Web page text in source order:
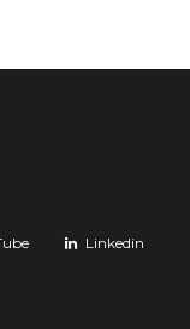
Linkedin